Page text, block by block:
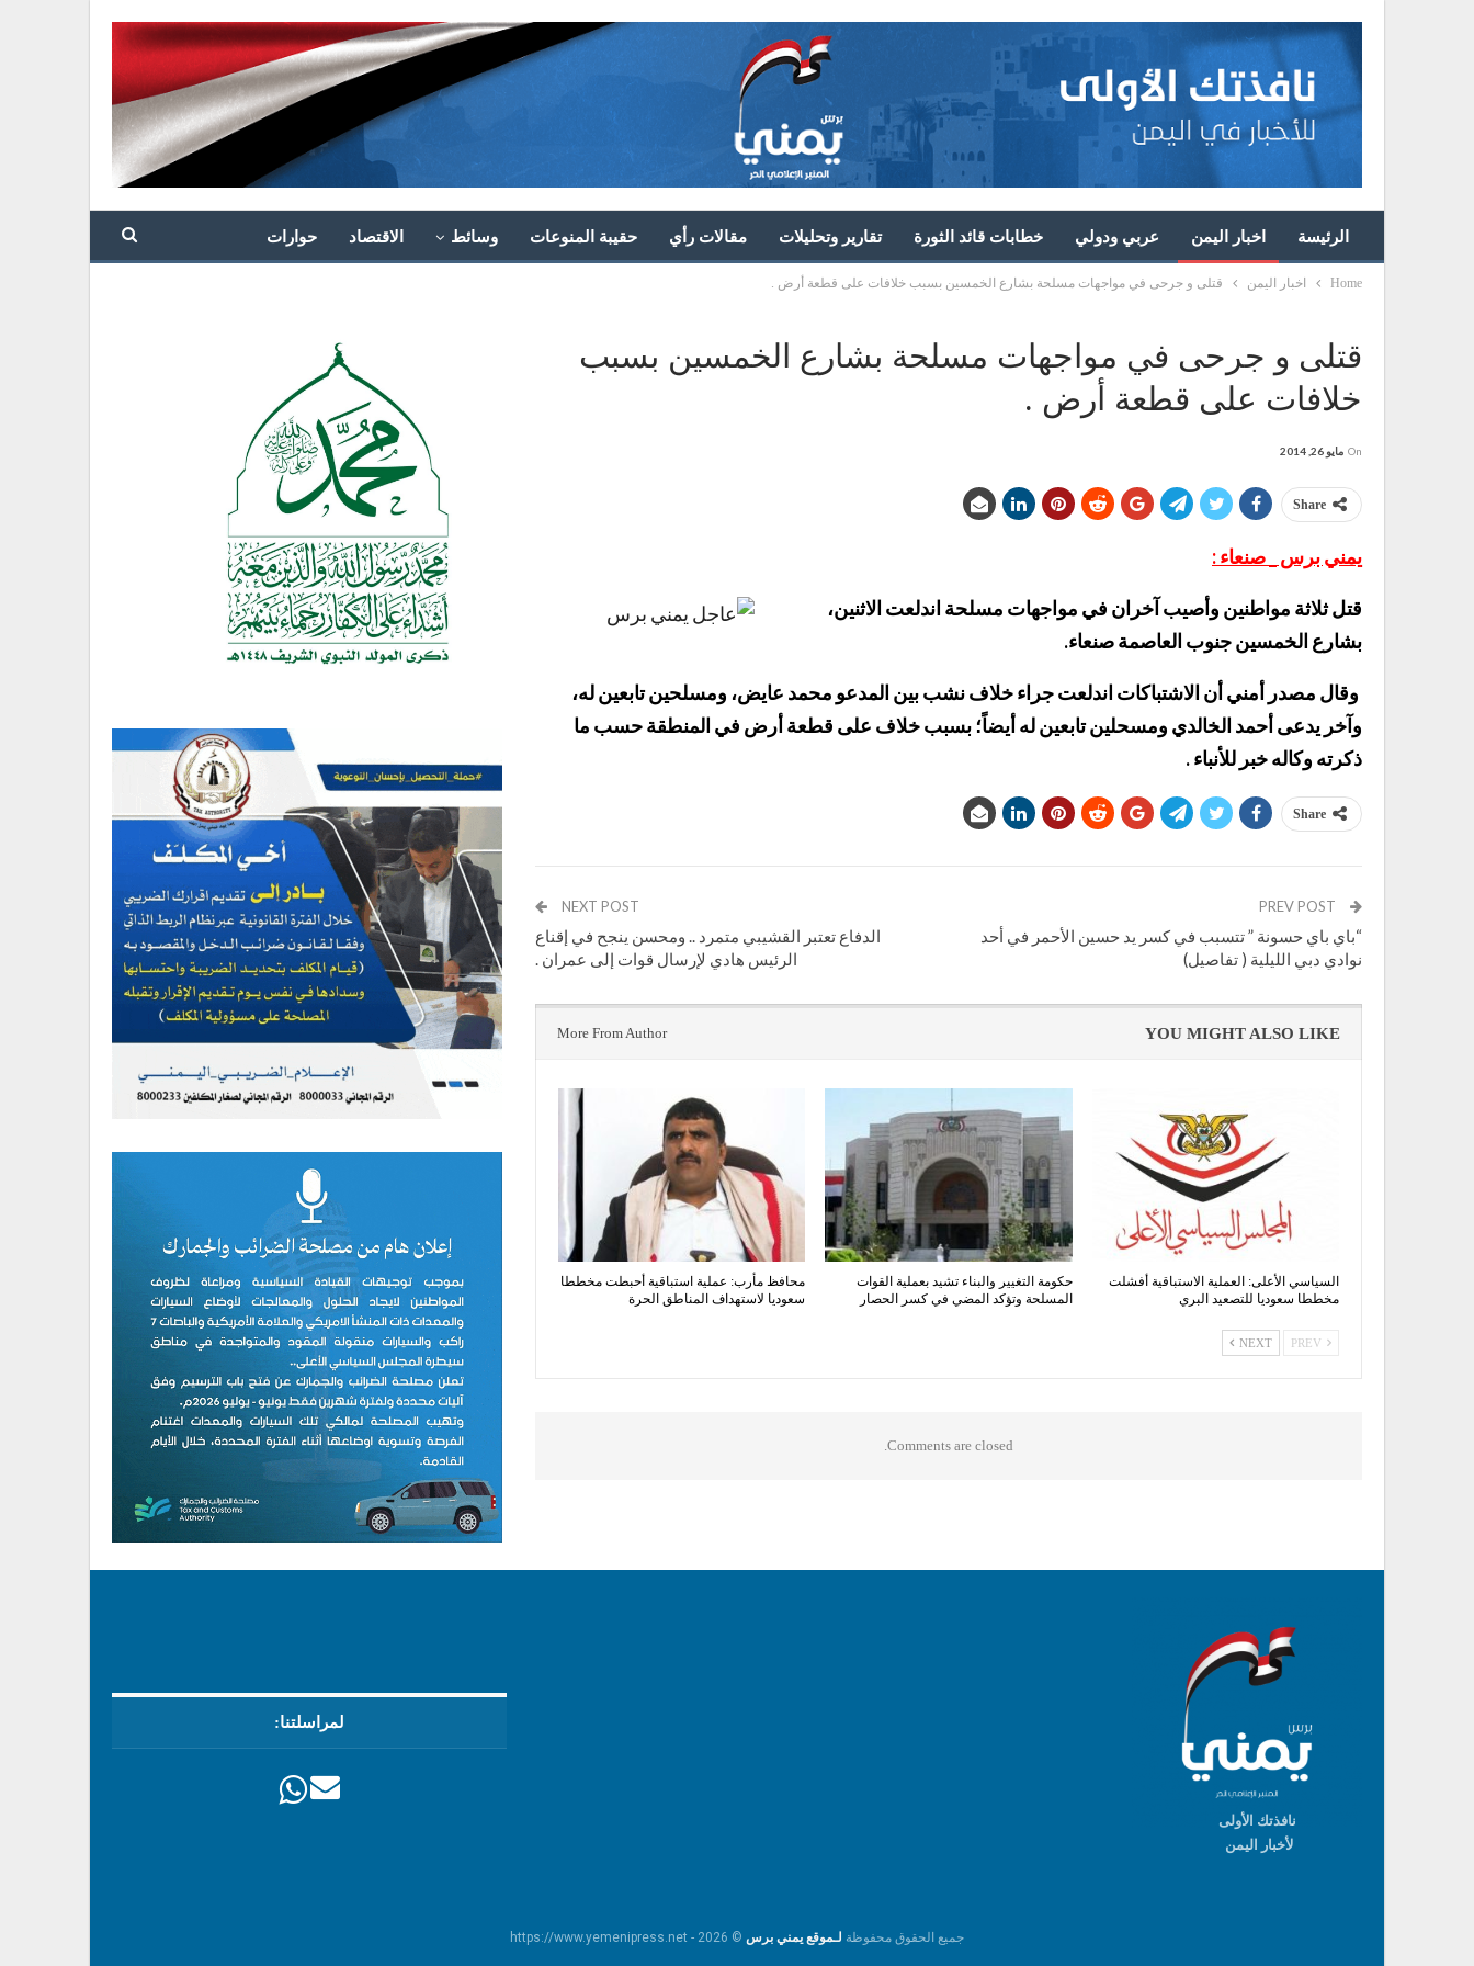
الرئيسة اخبار اليمن عربي ودولي خطابات قائد الثورة تقارير وتحليلات مقالات رأي حقيبة المنوعات وسائط الاقتصاد حوارات
Home اخبار اليمن قتلى و جرحى في مواجهات مسلحة بشارع الخمسين بسبب خلافات على قطعة أرض .
قتلى و جرحى في مواجهات مسلحة بشارع الخمسين بسبب
خلافات على قطعة أرض .
On مايو 26, 2014
Share
يمني برس _ صنعاء :
قتل ثلاثة مواطنين وأصيب آخران في مواجهات مسلحة اندلعت الاثنين،
بشارع الخمسين جنوب العاصمة صنعاء.
وقال مصدر أمني أن الاشتباكات اندلعت جراء خلاف نشب بين المدعو محمد عايض، ومسلحين تابعين له،
وآخر يدعى أحمد الخالدي ومسحلين تابعين له أيضاً؛ بسبب خلاف على قطعة أرض في المنطقة حسب ما
ذكرته وكاله خبر للأنباء .
Share
“باي باي حسونة ” تتسبب في كسر يد حسين الأحمر في أحد
نوادي دبي الليلية ( تفاصيل)
NEXT POST
الدفاع تعتبر القشيبي متمرد .. ومحسن ينجح في إقناع
الرئيس هادي لإرسال قوات إلى عمران .
YOU MIGHT ALSO LIKE
More From Author
السياسي الأعلى: العملية الاستباقية أفشلت
مخططا سعوديا للتصعيد البري
حكومة التغيير والبناء تشيد بعملية القوات
المسلحة وتؤكد المضي في كسر الحصار
محافظ مأرب: عملية استباقية أحبطت مخططا
سعوديا لاستهداف المناطق الحرة
NEXT
Comments are closed.
نافذتك الأولى
لأخبار اليمن
لمراسلتنا:
جميع الحقوق محفوظة لـموقع يمني برس © https://www.yemenipress.net - 2026